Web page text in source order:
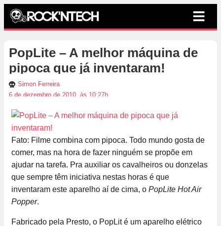
PopLite – A melhor máquina de
pipoca que já inventaram!
Simon Ferreira
6 de dezembro de 2010, às 10:27h
Fato: Filme combina com pipoca. Todo mundo gosta de
comer, mas na hora de fazer ninguém se propõe em
ajudar na tarefa. Pra auxiliar os cavalheiros ou donzelas
que sempre têm iniciativa nestas horas é que
inventaram este aparelho aí de cima, o PopLite Hot Air
Popper.
Fabricado pela Presto, o PopLit é um aparelho elétrico